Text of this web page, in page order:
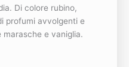
Di colore rubino,
profumi avvolgenti e
e vaniglia.